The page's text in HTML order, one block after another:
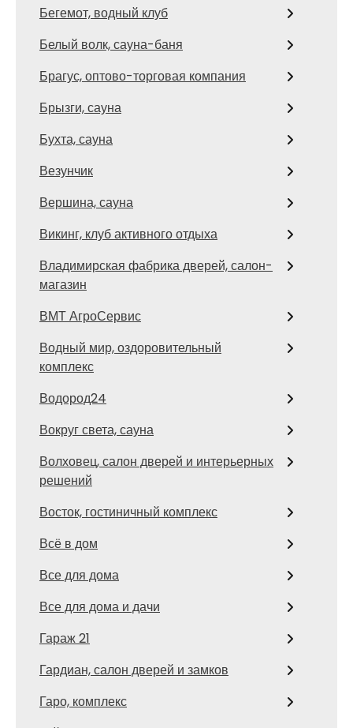
Бегемот, водный клуб
Белый волк, сауна-баня
Брагус, оптово-торговая компания
Брызги, сауна
Бухта, сауна
Везунчик
Вершина, сауна
Викинг, клуб активного отдыха
Владимирская фабрика дверей, салон-
магазин
ВМТ АгроСервис
Водный мир, оздоровительный
комплекс
Водород24
Вокруг света, сауна
Волховец, салон дверей и интерьерных
решений
Восток, гостиничный комплекс
Всё в дом
Все для дома
Все для дома и дачи
Гараж 21
Гардиан, салон дверей и замков
Гаро, комплекс